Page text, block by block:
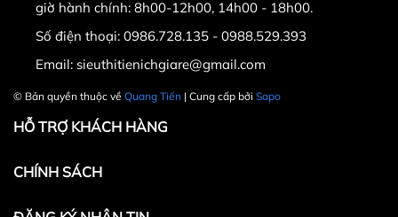
Nhấn tiếp, cửa gió lại chuyển chế độ quay tự
động.
Bước 3: Để tắt quạt, nhấn nút “Off”
Nội:
- Địa chỉ : số 11 ngõ 279 ngách 279/39 đường
giờ hành chính: 8h00-12h00, 14h00 - 18h00.
Số điện thoại: 0986.728.135 - 0988.529.393
Email: sieuthitienichgiare@gmail.com
© Bản quyền thuộc về Quang Tiến | Cung cấp bởi Sapo
HỖ TRỢ KHÁCH HÀNG
CHÍNH SÁCH